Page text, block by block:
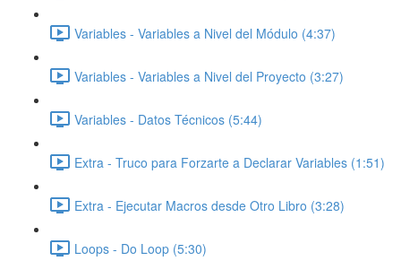
Variables - Variables a Nivel del Módulo (4:37)
Variables - Variables a Nivel del Proyecto (3:27)
Variables - Datos Técnicos (5:44)
Extra - Truco para Forzarte a Declarar Variables (1:51)
Extra - Ejecutar Macros desde Otro Libro (3:28)
Loops - Do Loop (5:30)